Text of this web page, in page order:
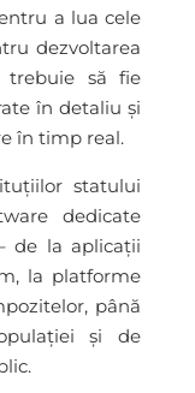
a lua cele
dezvoltarea
trebuie să fie
în detaliu și
în timp real.
statului
dedicate
de la aplicații
la platforme
până
și de